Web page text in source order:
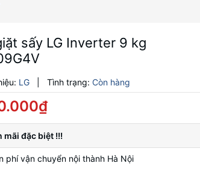
sấy LG Inverter 9 kg
LG Tình trạng: Còn hàng
mãi đặc biệt !!!
phí vận chuyển nội thành Hà Nội